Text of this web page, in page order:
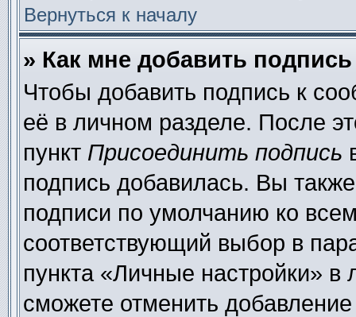
Вернуться к началу
» Как мне добавить
Чтобы добавить подпись к
её в личном разделе. После
пункт Присоединить подпись
подпись добавилась. Вы
подписи по умолчанию ко
соответствующий выбор в
пункта «Личные настройки»
сможете отменить